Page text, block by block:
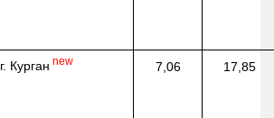
г. Курган new 7,06 17,85